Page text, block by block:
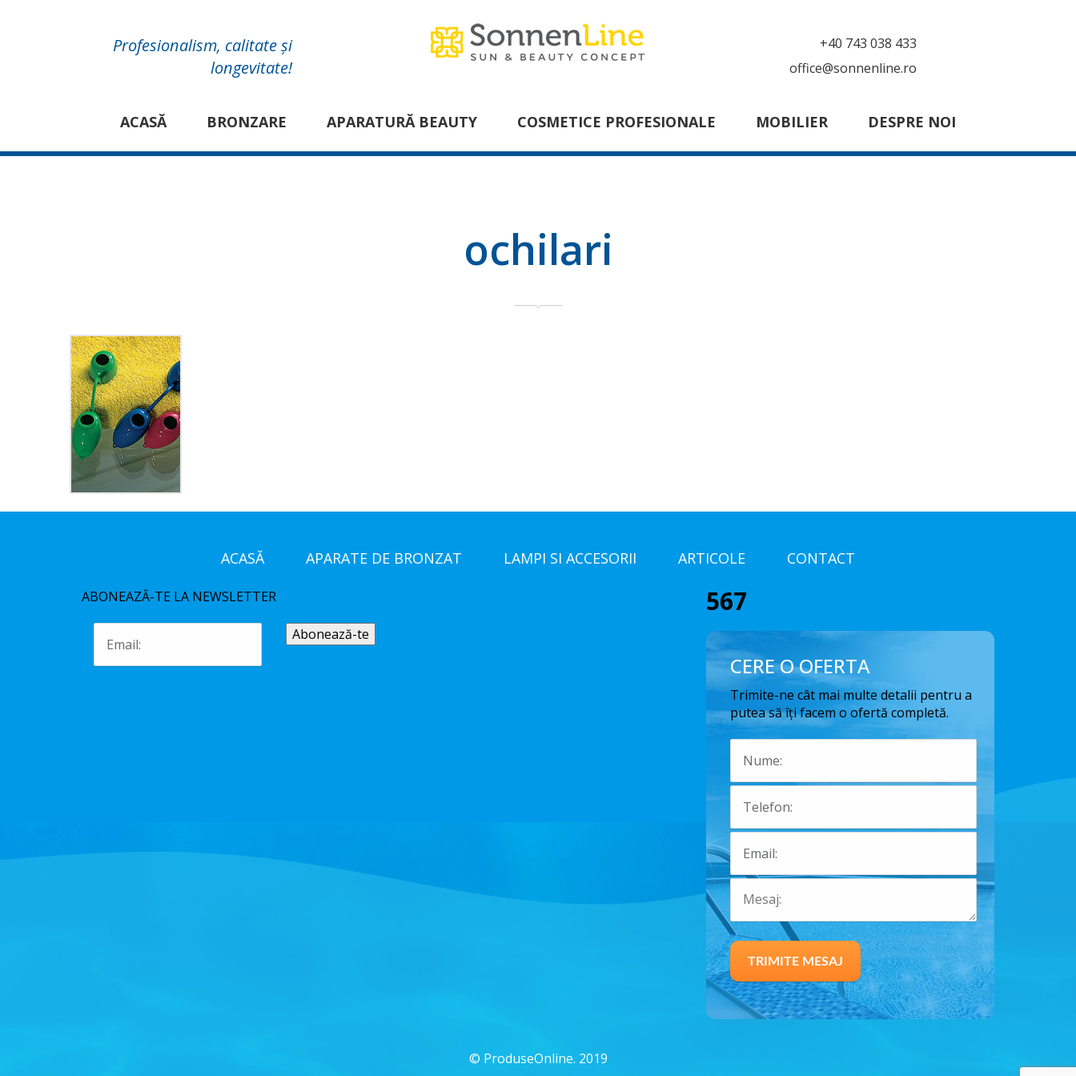
Profesionalism, calitate și
longevitate!
+40 743 038 433
office@sonnenline.ro
ACASĂ BRONZARE APARATURĂ BEAUTY COSMETICE PROFESIONALE MOBILIER DESPRE NOI
ochilari
ACASĂ APARATE DE BRONZAT LAMPI SI ACCESORII ARTICOLE CONTACT
ABONEAZĂ-TE LA NEWSLETTER 567
CERE O OFERTA
Trimite-ne cât mai multe detalii pentru a
putea să îți facem o ofertă completă.
© ProduseOnline. 2019